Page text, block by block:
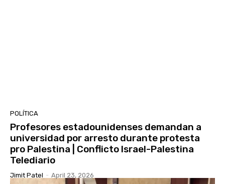
POLÍTICA
Profesores estadounidenses demandan a
universidad por arresto durante protesta
pro Palestina | Conflicto Israel-Palestina
Telediario
Jimit Patel - April 23, 2026